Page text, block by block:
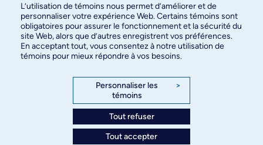
des relations publiques
3744, rue Jean-Brillant, bureau 490
Montréal (Québec) H3T 1P1
L’utilisation de témoins nous permet d’améliorer et de
personnaliser votre expérience Web. Certains témoins sont
obligatoires pour assurer le fonctionnement et la sécurité du
site Web, alors que d’autres enregistrent vos préférences.
En acceptant tout, vous consentez à notre utilisation de
témoins pour mieux répondre à vos besoins.
Personnaliser les
témoins
>
Tout refuser
Tout accepter